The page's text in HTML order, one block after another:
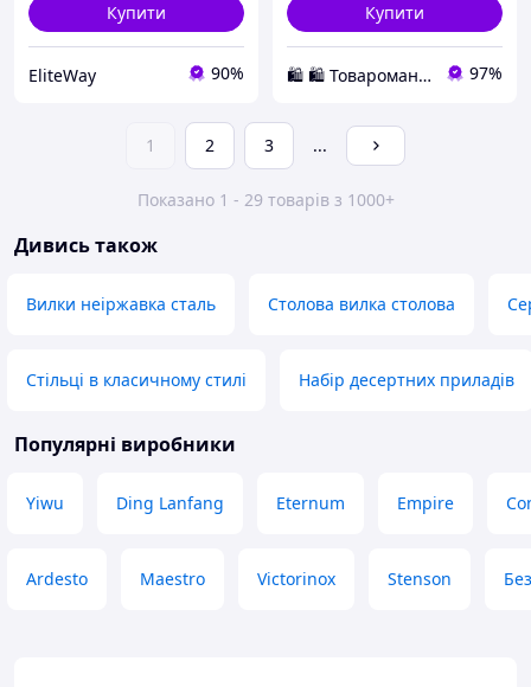
Купити
EliteWay 90%
Купити
🛍️ 🛍️ Товароманія 🛍️ 🛍️ 97%
1 2 3 ...
Показано 1 - 29 товарів з 1000+
Дивись також
Вилки неіржавка сталь Столова вилка столова
Стільці в класичному стилі Набір десертних приладів
Популярні виробники
Yiwu Ding Lanfang Eternum Empire
Ardesto Maestro Victorinox Stenson